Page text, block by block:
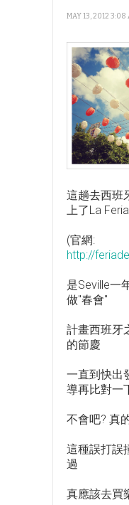
MAY 13, 2012 3:08
這趟去西班
上了La
(官網:
http://
是Seville一
做"春會"
計畫西班牙
的節慶
一直到快出
導再比對一
不會吧? 真
這種誤打誤
過
真應該去買